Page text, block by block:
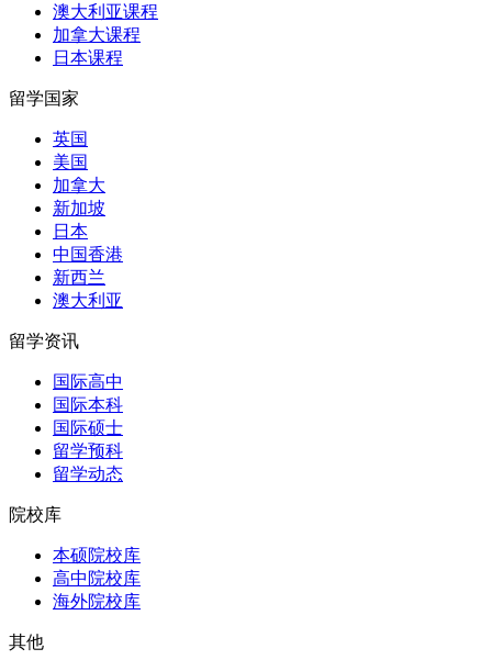
澳大利亚课程
加拿大课程
日本课程
留学国家
英国
美国
加拿大
新加坡
日本
中国香港
新西兰
澳大利亚
留学资讯
国际高中
国际本科
国际硕士
留学预科
留学动态
院校库
本硕院校库
高中院校库
海外院校库
其他